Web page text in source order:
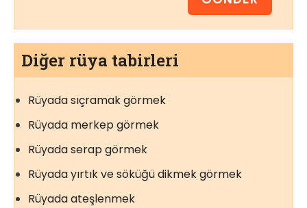
Diğer rüya tabirleri
Rüyada sıçramak görmek
Rüyada merkep görmek
Rüyada serap görmek
Rüyada yırtık ve söküğü dikmek görmek
Rüyada ateşlenmek